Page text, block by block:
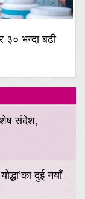
भन्दा बढी
संदेश,
दुई नयाँ